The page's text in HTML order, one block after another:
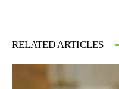
RELATED ARTICLES